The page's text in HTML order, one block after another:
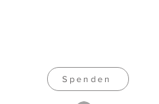
Spenden